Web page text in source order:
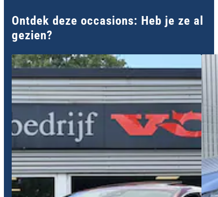
Ontdek deze occasions: Heb je ze al
gezien?